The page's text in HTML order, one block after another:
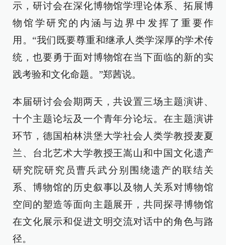
示，研讨会在深化博物馆学理论体系、拓展博
物馆学研究的内涵与边界中发挥了重要作
用。“我们既要尊重和继承人类学深厚的学术传
统，也要勇于面对博物馆在当下面临的新的实
践考验和文化命题。”郑茜说。
本届研讨会会期两天，共设置三场主题演讲、
十个主题论坛及一个青年分论坛。在主题演讲
环节，德国柏林洪堡大学社会人类学教授麦夏
兰、台北艺术大学教授王嵩山和中国文化遗产
研究院研究员曹兵武分别围绕遗产的联结关
系、博物馆的历史叙事以及物人关系对博物馆
空间的塑造等面向主题展开，共同探寻博物馆
在文化展示和促进文明交流对话中的角色与路
径。